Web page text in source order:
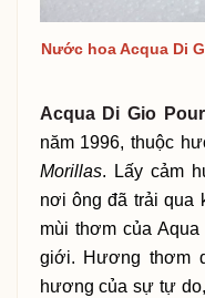
Nước hoa Acqua Di
Acqua Di Gio
năm 1996, thuộc
Morillas. Lấy cảm
nơi ông đã trải qua
mùi thơm của
giới. Hương thơm
hương của sự tự